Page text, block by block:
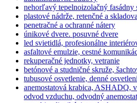
nehorľavý tepelnoizolačný fasádny
plastové nádrže, retenčné a
penetračné a ochranné nátery
únikové dvere. posuvné dvere
led svietidlá, profesionálne
asfaltové emulzie, cestné
rekuperačné jednotky, vetranie
betónové a studničné skruže,
tubusové osvetlenie, denné
anemostatová krabica, ASHADQ,
odvod vzduchu, odvodný